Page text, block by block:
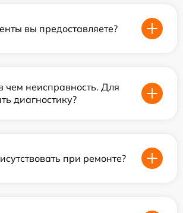
вы предоставляете?
чем неисправность. Для
диагностику?
при ремонте?